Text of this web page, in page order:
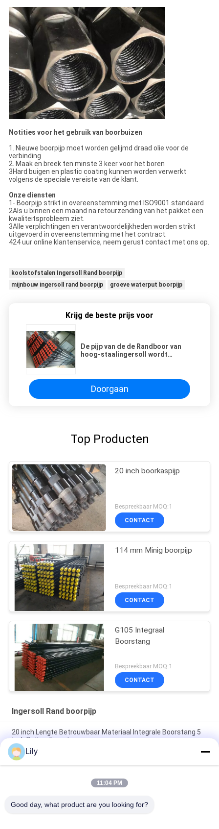
Notities voor het gebruik van boorbuizen
1. Nieuwe boorpijp moet worden gelijmd draad olie voor de
verbinding
2. Maak en breek ten minste 3 keer voor het boren
3Hard buigen en plastic coating kunnen worden verwerkt
volgens de speciale vereiste van de klant.
Onze diensten
1- Boorpijp strikt in overeenstemming met ISO9001 standaard
2Als u binnen een maand na retourzending van het pakket een
kwaliteitsprobleem ziet.
3Alle verplichtingen en verantwoordelijkheden worden strikt
uitgevoerd in overeenstemming met het contract.
424 uur online klantenservice, neem gerust contact met ons op.
koolstofstalen Ingersoll Rand boorpijp
mijnbouw ingersoll rand boorpijp
groeve waterput boorpijp
Krijg de beste prijs voor
De pijp van de de Randboor van
hoog-staalingersoll wordt
Doorgaan
Top Producten
20 inch boorkaspijp
Bespreekbaar MOQ:1
CONTACT
114 mm Minig boorpijp
Bespreekbaar MOQ:1
CONTACT
G105 Integraal
Boorstang
Bespreekbaar MOQ:1
CONTACT
Ingersoll Rand boorpijp
20 inch Lengte Betrouwbaar Materiaal Integrale Boorstang 5
inch Buitendiameter
5 inch lengte integrale boorstaaf, 670lbc API behuizing DTH
boorpijp
4.5 inch G105 boorpijp 114 mm integrale boorstang /
Lily
11:04 PM
Good day, what product are you looking for?